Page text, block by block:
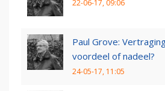
22-06-17, 09:06
Paul Grove:
voordeel of nadeel?
24-05-17, 11:05